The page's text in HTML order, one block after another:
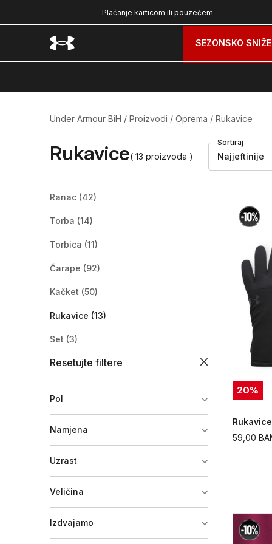
Plaćanje karticom ili pouzećem
SEZONSKO
Under Armour BiH Proizvodi Oprema Rukavice
Rukavice( 13 proizvoda )
Sortiraj
Najjeftinije
Ranac (42)
Torba (14)
Torbica (11)
Čarape (92)
Kačket (50)
Rukavice (13)
Set (3)
Šal(1)
Traka za glavu
Kaiš(1)
Vrećica(2)
Kapa(34)
Resetujte filtere
Pol
Namjena
Uzrast
Veličina
Izdvajamo
20%
59,00